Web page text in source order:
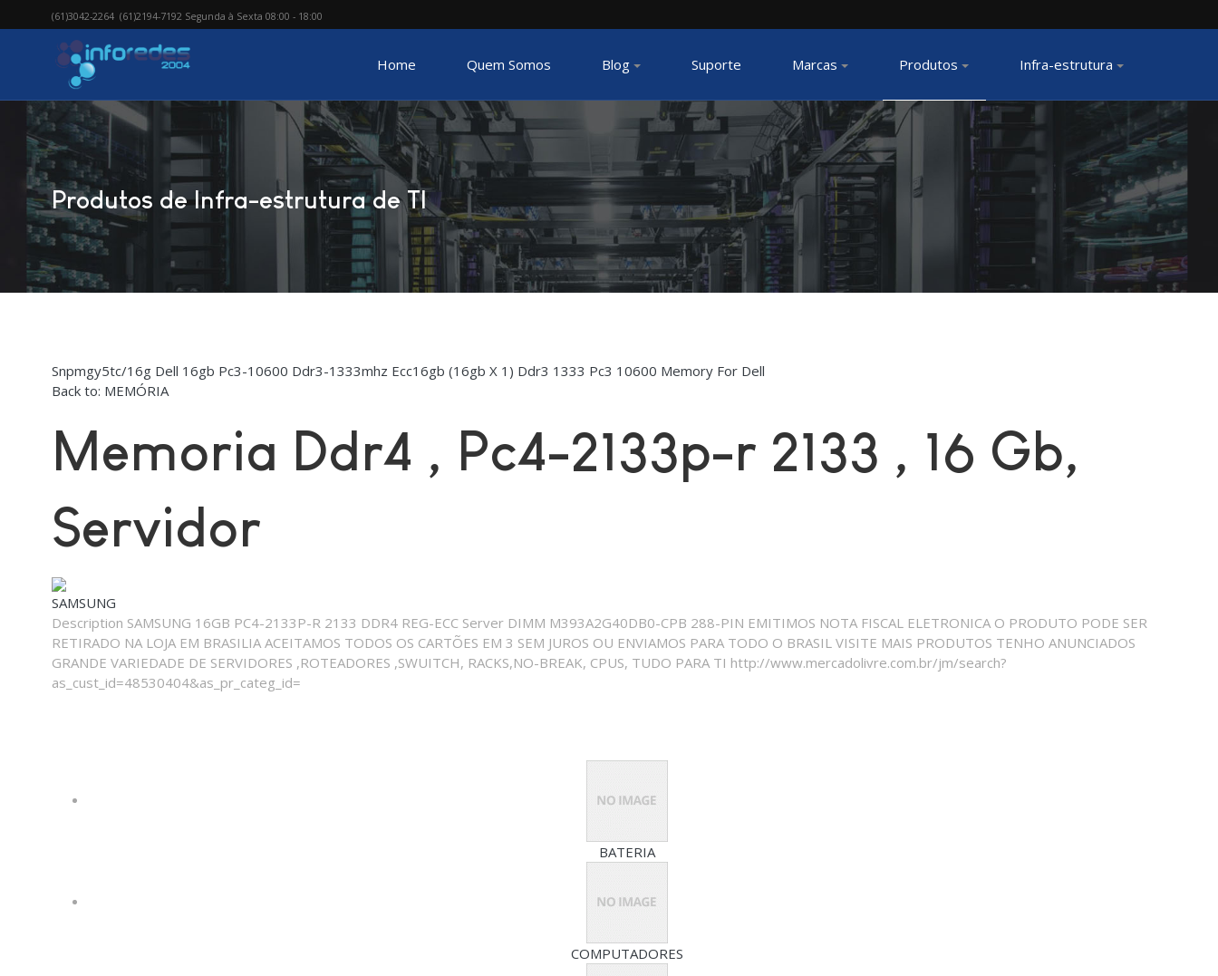
(61)3042-2264 (61)2194-7192 Segunda à Sexta 08:00 - 18:00
Home Quem Somos Blog Suporte Marcas Produtos Infra-estrutura
Produtos de Infra-estrutura de TI
Snpmgy5tc/16g Dell 16gb Pc3-10600 Ddr3-1333mhz Ecc16gb (16gb X 1) Ddr3 1333 Pc3 10600 Memory For Dell
Back to: MEMÓRIA
Memoria Ddr4 , Pc4-2133p-r 2133 , 16 Gb,
Servidor
SAMSUNG
Description SAMSUNG 16GB PC4-2133P-R 2133 DDR4 REG-ECC Server DIMM M393A2G40DB0-CPB 288-PIN EMITIMOS NOTA FISCAL ELETRONICA O PRODUTO PODE SER
RETIRADO NA LOJA EM BRASILIA ACEITAMOS TODOS OS CARTÕES EM 3 SEM JUROS OU ENVIAMOS PARA TODO O BRASIL VISITE MAIS PRODUTOS TENHO ANUNCIADOS
GRANDE VARIEDADE DE SERVIDORES ,ROTEADORES ,SWUITCH, RACKS,NO-BREAK, CPUS, TUDO PARA TI http://www.mercadolivre.com.br/jm/search?
as_cust_id=48530404&as_pr_categ_id=
BATERIA
COMPUTADORES